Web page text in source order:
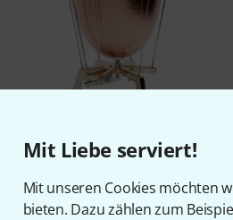
Mit Liebe serviert!
Mit unseren Cookies möchten
bieten. Dazu zählen zum